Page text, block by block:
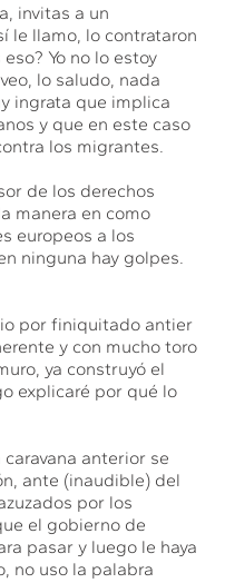
invitas a un
le llamo, lo contrataron
Yo no lo estoy
lo saludo, nada
ingrata que implica
y que en este caso
los migrantes.
de los derechos
manera en como
europeos a los
ninguna hay golpes.
por finiquitado antier
y con mucho toro
ya construyó el
explicaré por qué lo
caravana anterior se
ante (inaudible) del
por los
el gobierno de
pasar y luego le haya
no uso la palabra